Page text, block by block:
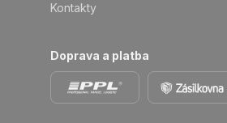
Kontakty
Doprava a platba